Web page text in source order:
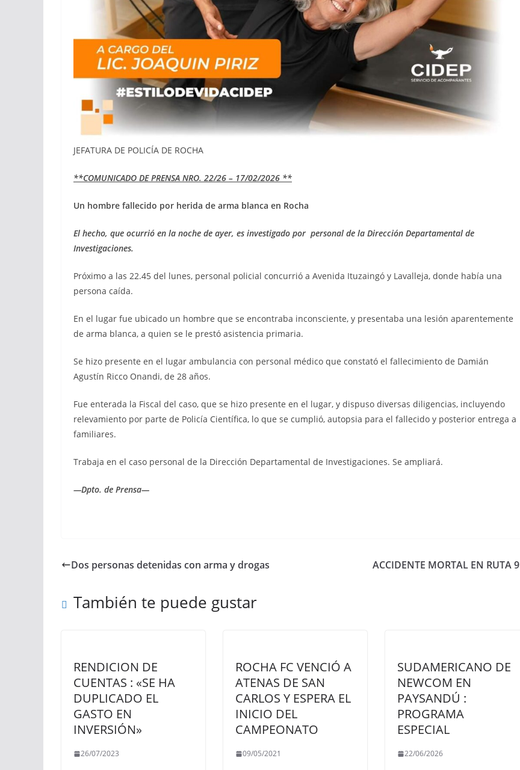
JEFATURA DE POLICÍA DE ROCHA
**COMUNICADO DE PRENSA NRO. 22/26 – 17/02/2026 **
Un hombre fallecido por herida de arma blanca en Rocha
El hecho, que ocurrió en la noche de ayer, es investigado por personal de la Dirección Departamental de
Investigaciones.
Próximo a las 22.45 del lunes, personal policial concurrió a Avenida Ituzaingó y Lavalleja, donde había una
persona caída.
En el lugar fue ubicado un hombre que se encontraba inconsciente, y presentaba una lesión aparentemente
de arma blanca, a quien se le prestó asistencia primaria.
Se hizo presente en el lugar ambulancia con personal médico que constató el fallecimiento de Damián
Agustín Ricco Onandi, de 28 años.
Fue enterada la Fiscal del caso, que se hizo presente en el lugar, y dispuso diversas diligencias, incluyendo
relevamiento por parte de Policía Científica, lo que se cumplió, autopsia para el fallecido y posterior entrega a
familiares.
Trabaja en el caso personal de la Dirección Departamental de Investigaciones. Se ampliará.
—Dpto. de Prensa—
Dos personas detenidas con arma y drogas ACCIDENTE MORTAL EN RUTA 9
También te puede gustar
RENDICION DE
CUENTAS : «SE HA
DUPLICADO EL
GASTO EN
INVERSIÓN»
26/07/2023
ROCHA FC VENCIÓ A
ATENAS DE SAN
CARLOS Y ESPERA EL
INICIO DEL
CAMPEONATO
09/05/2021
SUDAMERICANO DE
NEWCOM EN
PAYSANDÚ :
PROGRAMA
ESPECIAL
22/06/2026